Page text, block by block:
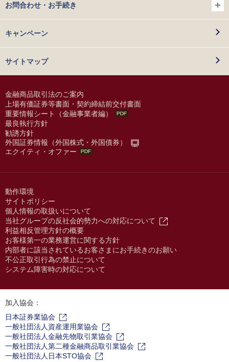
お問合わせ・お手続き
キャンペーン
サイトマップ
金融商品取引法のご案内
上場有価証券等書面・契約締結前交付書面
重要情報シート（金融事業者編）
最良執行方針
勧誘方針
外国証券情報（外国株式・外国債券）
エクイティ・オファー
動作環境
サイトポリシー
個人情報の取扱いについて
当社グループの反社会的勢力への対応について
利益相反管理方針の概要
お客様第一の業務運営に関する方針
内部者に該当されているお客さまにお手続きのお願い
不公正取引行為の禁止について
システム障害時の対応について
加入協会：
日本証券業協会
一般社団法人資産運用業協会
一般社団法人金融先物取引業協会
一般社団法人第二種金融商品取引業協会
一般社団法人日本STO協会